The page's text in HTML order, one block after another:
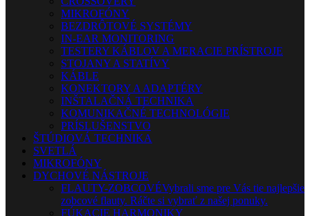
MIKROFÓNY
BEZDRÔTOVÉ SYSTÉMY
IN-EAR MONITORING
TESTERY KÁBLOV A MERACIE PRÍSTROJE
STOJANY A STATÍVY
KÁBLE
KONEKTORY A ADAPTÉRY
INŠTALAČNÁ TECHNIKA
KOMUNIKAČNÉ TECHNOLÓGIE
PRÍSLUŠENSTVO
ŠTÚDIOVÁ TECHNIKA
SVETLÁ
MIKROFÓNY
DYCHOVÉ NÁSTROJE
FLAUTY-ZOBCOVÉVybrali sme pre Vás tie najlepšie
zobcové flauty. Ráčte si vybrať z našej ponuky.
FÚKACIE HARMONIKY